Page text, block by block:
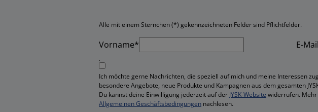
Alle mit einem Sternchen (*) gekennzeichneten Felder sind Pflichtfelder.
Vorname* E-
Ich möchte gerne Nachrichten, die speziell auf mich und meine Interessen
besondere Angebote, neue Produkte und Kampagnen aus dem gesamten
Du kannst deine Einwilligung jederzeit auf der JYSK-Website widerrufen. Mehr
Allgemeinen Geschäftsbedingungen nachlesen.